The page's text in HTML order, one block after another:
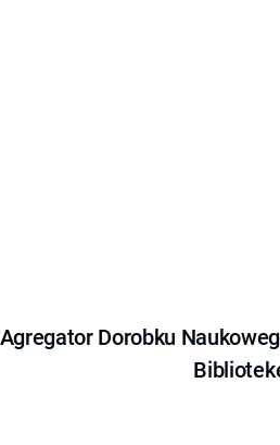
Agregator Dorobku